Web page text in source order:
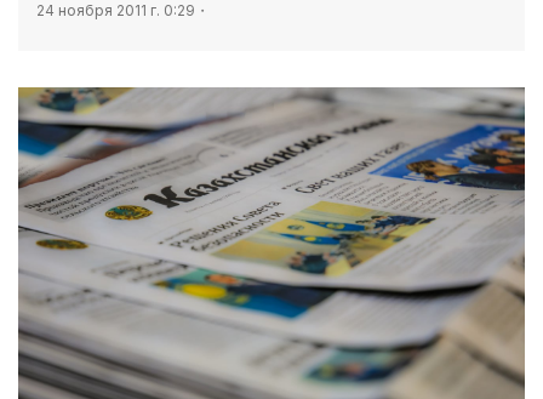
24 ноября 2011 г. 0:29